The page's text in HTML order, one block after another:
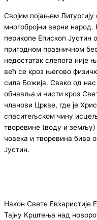
Својим појањем
многобројни верни народ.
перикопе Епископ Јустин
пригодном празничном
недостатак слепога није
већ се кроз његово
сила Божија. Свако од нас
обнавља и чисти кроз
чланови Цркве, где је
спаситељском чину
творевине (воду и земљу)
човека и творевина бива
Јустин.
Након Свете Евхаристије
Тајну Крштења над